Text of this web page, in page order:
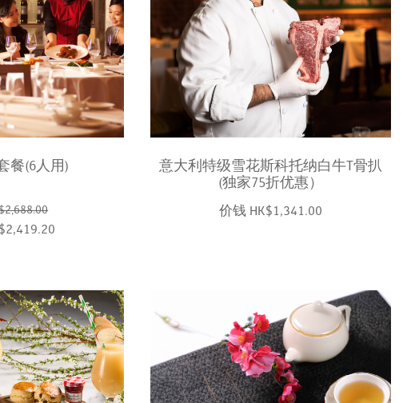
餐(6人用)
意大利特级雪花斯科托纳白牛T骨扒
(独家75折优惠）
价钱 HK$1,341.00